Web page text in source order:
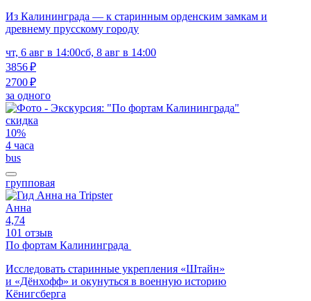
Из Калининграда — к старинным орденским замкам и
древнему прусскому городу
чт, 6 авг в 14:00сб, 8 авг в 14:00
3856 ₽
2700 ₽
за одного
скидка
10%
4 часа
bus
групповая
Анна
4,74
101 отзыв
По фортам Калининграда
Исследовать старинные укрепления «Штайн»
и «Дёнхофф» и окунуться в военную историю
Кёнигсберга